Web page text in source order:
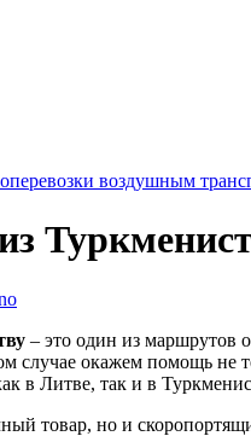
воздушным
– это один из маршрутов
окажем помощь не
в Литве, так и в
товар, но и